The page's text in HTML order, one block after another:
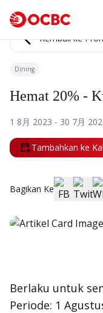
Kembali ke
Dining
Hemat 20% -
1 8月 2023 - 30 7月
Tambahkan ke
Bagikan Ke
Berlaku untuk
Periode: 1